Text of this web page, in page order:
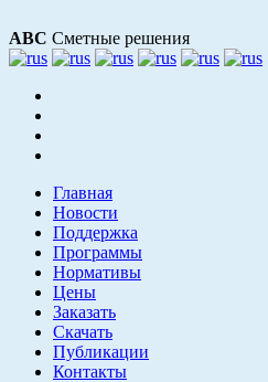
АВС Сметные решения
Главная
Новости
Поддержка
Программы
Нормативы
Цены
Заказать
Скачать
Публикации
Контакты